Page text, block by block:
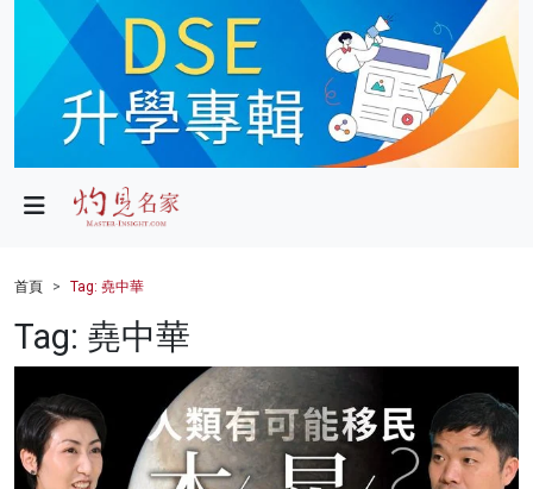
政局
財經
健康
商業
科技
首頁 Tag: 堯中華
Tag: 堯中華